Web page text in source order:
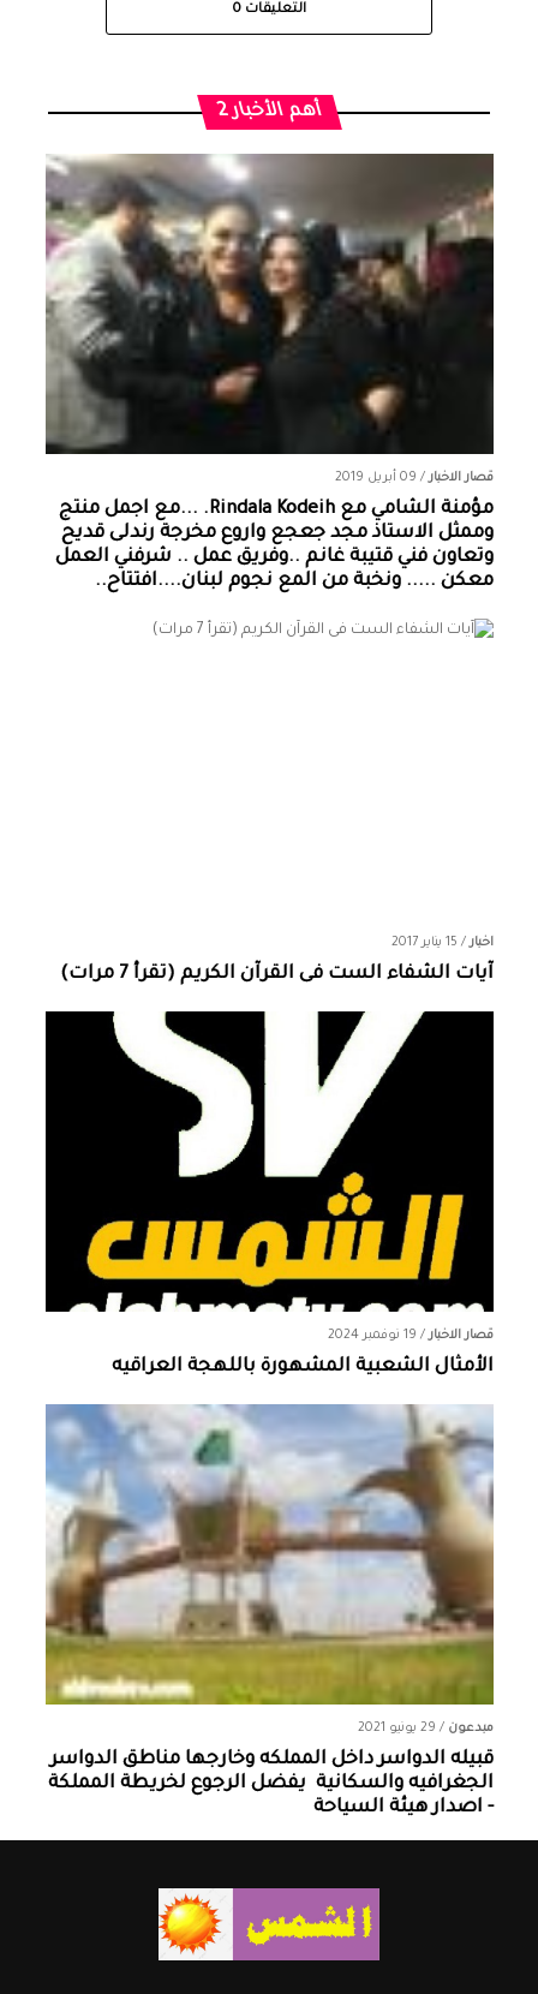
التعليقات 0
أهم الأخبار 2
قصار الاخبار/ 09 أبريل 2019
مؤمنة الشامي‏ مع ‏‎Rindala Kodeih‎‏. ...مع اجمل منتج
وممثل الاستاذ مجد جعجع واروع مخرجة رندلى قديح
وتعاون فني قتيبة غانم ..وفريق عمل .. شرفني العمل
معكن ..... ونخبة من المع نجوم لبنان....افتتاح..
اخبار/ 15 يناير 2017
آيات الشفاء الست فى القرآن الكريم (تقرأ 7 مرات)
قصار الاخبار/ 19 نوفمبر 2024
الأمثال الشعبية المشهورة باللهجة العراقيه
مبدعون / 29 يونيو 2021
قبيله الدواسر داخل المملكه وخارجها ‏مناطق الدواسر
الجغرافيه والسكانية ‏ يفضل الرجوع لخريطة المملكة
- اصدار هيئة السياحة